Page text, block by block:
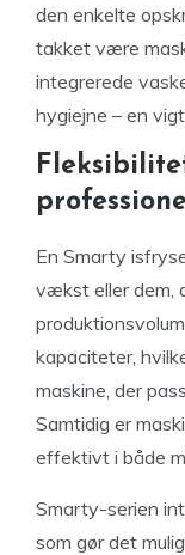
den enkelte
takket være
integrerede
hygiejne – en
En Smarty
vækst eller dem,
kapaciteter,
maskine, der
Samtidig er
effektivt i både
Smarty-serien
som gør det